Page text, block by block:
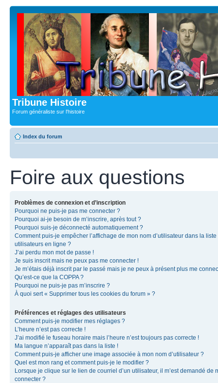
Tribune Histoire
Forum généraliste sur l'histoire
Index du forum
Foire aux questions
Problèmes de connexion et d’inscription
Pourquoi ne puis-je pas me connecter ?
Pourquoi ai-je besoin de m’inscrire, après tout ?
Pourquoi suis-je déconnecté automatiquement ?
Comment puis-je empêcher l’affichage de mon nom d’utilisateur dans la liste
utilisateurs en ligne ?
J’ai perdu mon mot de passe !
Je suis inscrit mais ne peux pas me connecter !
Je m’étais déjà inscrit par le passé mais je ne peux à présent plus me
Qu’est-ce que la COPPA ?
Pourquoi ne puis-je pas m’inscrire ?
À quoi sert « Supprimer tous les cookies du forum » ?
Préférences et réglages des utilisateurs
Comment puis-je modifier mes réglages ?
L’heure n’est pas correcte !
J’ai modifié le fuseau horaire mais l’heure n’est toujours pas correcte !
Ma langue n’apparaît pas dans la liste !
Comment puis-je afficher une image associée à mon nom d’utilisateur ?
Quel est mon rang et comment puis-je le modifier ?
Lorsque je clique sur le lien de courriel d’un utilisateur, il m’est demandé de
connecter ?